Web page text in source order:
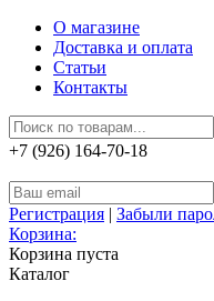
О магазине
Доставка и оплата
Статьи
Контакты
+7 (926) 164-70-18
Регистрация | Забыли
Корзина:
Корзина пуста
Каталог